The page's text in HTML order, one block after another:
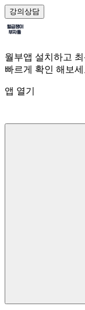
강의상담
월부앱 설치하고
빠르게 확인 해보
앱 열기